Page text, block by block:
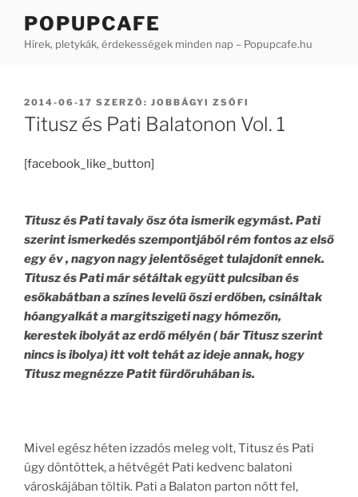
POPUPCAFE
Hírek, pletykák, érdekességek minden nap – Popupcafe.hu
BEKÜLDVE:
2014-06-17 SZERZŐ: JOBBÁGYI ZSÓFI
Titusz és Pati Balatonon Vol. 1
[facebook_like_button]
Titusz és Pati tavaly ősz óta ismerik egymást. Pati
szerint ismerkedés szempontjából rém fontos az első
egy év , nagyon nagy jelentőséget tulajdonít ennek.
Titusz és Pati már sétáltak együtt pulcsiban és
esőkabátban a színes levelű őszi erdőben, csináltak
hóangyalkát a margitszigeti nagy hómezőn,
kerestek ibolyát az erdő mélyén ( bár Titusz szerint
nincs is ibolya) itt volt tehát az ideje annak, hogy
Titusz megnézze Patit fürdőruhában is.
Mivel egész héten izzadós meleg volt, Titusz és Pati
úgy döntöttek, a hétvégét Pati kedvenc balatoni
városkájában töltik. Pati a Balaton parton nőtt fel,